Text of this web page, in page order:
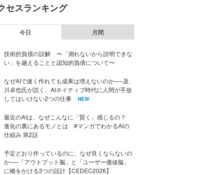
セスランキング
今日 月間
技術的負債の誤解 〜「測れないから説明できな
い」を越えることと認知的負債について〜
なぜAIで速く作れても成果は増えないのか──及
川卓也氏が説く、AIネイティブ時代に人間が手放
してはいけない2つの仕事
NEW
最近のAIは、なぜこんなに「賢く」感じるの？
進化の裏にあるモノとは #マンガでわかるAIの
仕組み 第2話
予定どおり作っているのに、なぜ良くならないの
か──「アウトプット脳」と「ユーザー価値脳」
に橋をかける3つの設計【CEDEC2026】